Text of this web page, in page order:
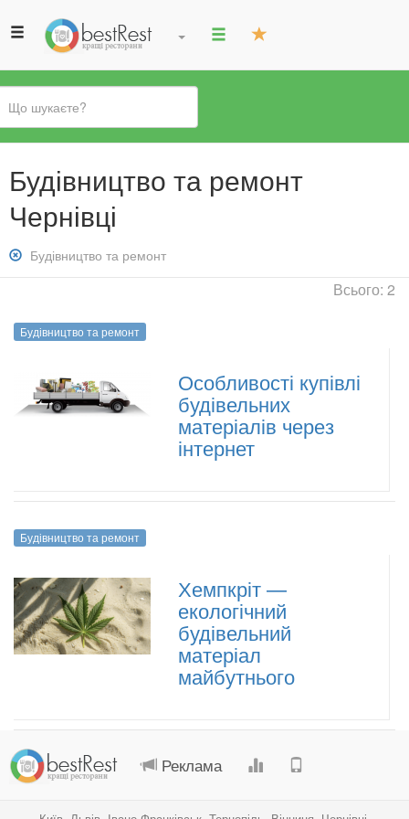
Ви
є
тут
Будівництво та ремонт
Чернівці
Зняти
фільтр:
ремонт
Будівництво та ремонт
Всього: 2
Будівництво та ремонт
Особливості купівлі
будівельних
матеріалів через
інтернет
Будівництво та ремонт
Хемпкріт —
екологічний
будівельний
матеріал
майбутнього
Реклама